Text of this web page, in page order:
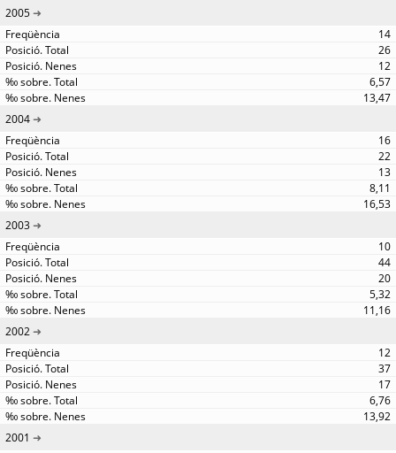
2005
14
26
12
6,57
13,47
2004
16
22
13
8,11
16,53
2003
10
44
20
5,32
11,16
2002
12
37
17
6,76
13,92
2001